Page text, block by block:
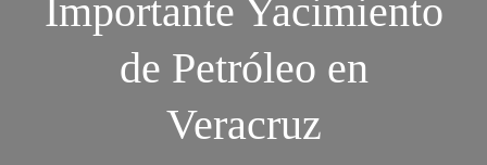
Importante Yacimiento
de Petróleo en
Veracruz